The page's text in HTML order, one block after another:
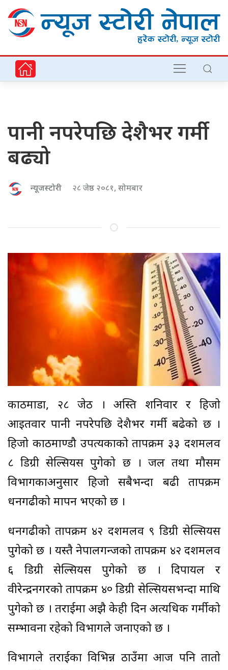
पानी नपरेपछि देशैभर गर्मी
बढ्यो
न्यूजस्टोरी २८ जेष्ठ २०८१, सोमबार
काठमाडौं, २८ जेठ । अस्ति शनिवार र हिजो
आइतवार पानी नपरेपछि देशैभर गर्मी बढेको छ ।
हिजो काठमाण्डौ उपत्यकाको तापक्रम ३३ दशमलव
८ डिग्री सेल्सियस पुगेको छ । जल तथा मौसम
विभागकाअनुसार हिजो सबैभन्दा बढी तापक्रम
धनगढीको मापन भएको छ ।
धनगढीको तापक्रम ४२ दशमलव ९ डिग्री सेल्सियस
पुगेको छ । यस्तै नेपालगन्जको तापक्रम ४२ दशमलव
६ डिग्री सेल्सियस पुगेको छ । दिपायल र
वीरेन्द्रनगरको तापक्रम ४० डिग्री सेल्सियसभन्दा माथि
पुगेको छ । तराईमा अझै केही दिन अत्यधिक गर्मीको
सम्भावना रहेको विभागले जनाएको छ ।
विभागले तराईका विभिन्न ठाउँमा आज पनि तातो